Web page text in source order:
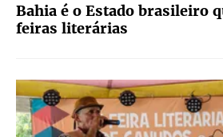
Bahia é o Estado brasileiro
feiras literárias